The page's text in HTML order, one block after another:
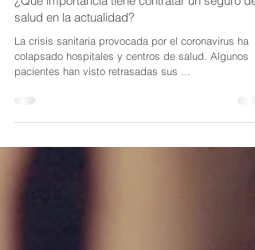
28 oct 2020
2 min de lectura
¿Qué importancia tiene contratar un seguro de
salud en la actualidad?
La crisis sanitaria provocada por el coronavirus ha